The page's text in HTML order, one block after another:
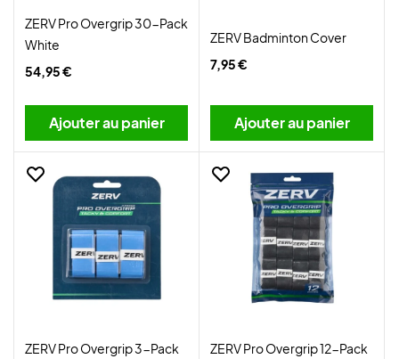
ZERV Pro Overgrip 30-Pack
White
54,95 €
Ajouter au panier
ZERV Badminton Cover
7,95 €
Ajouter au panier
ZERV Pro Overgrip 3-Pack
ZERV Pro Overgrip 12-Pack